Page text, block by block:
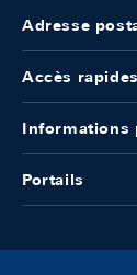
Adresse
Accès rapides
Informations
Portails